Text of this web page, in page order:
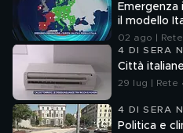
Emergenza
il modello
02 ago |
4 DI SERA
Città
29 lug | Rete
4 DI SERA
Politica e